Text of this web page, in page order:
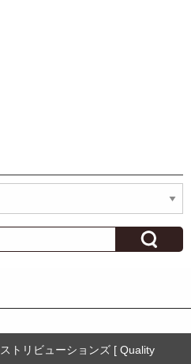
トリビューションズ [ Quality